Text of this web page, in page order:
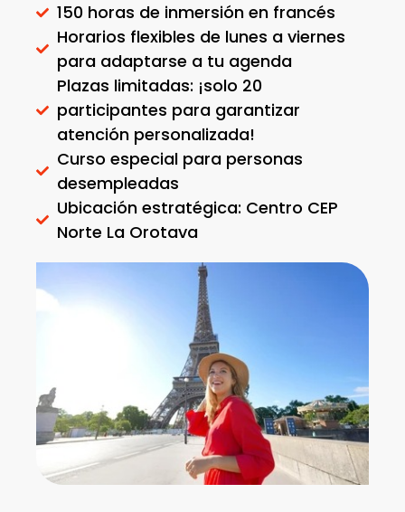
150 horas de inmersión en francés
Horarios flexibles de lunes a viernes
para adaptarse a tu agenda
Plazas limitadas: ¡solo 20
participantes para garantizar
atención personalizada!
Curso especial para personas
desempleadas
Ubicación estratégica: Centro CEP
Norte La Orotava